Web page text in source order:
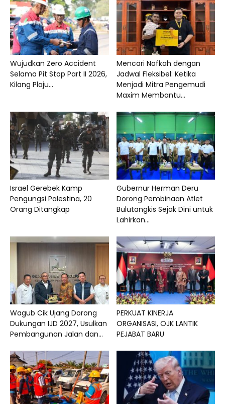
Wujudkan Zero Accident
Selama Pit Stop Part II 2026,
Kilang Plaju...
Mencari Nafkah dengan
Jadwal Fleksibel: Ketika
Menjadi Mitra Pengemudi
Maxim Membantu...
Israel Gerebek Kamp
Pengungsi Palestina, 20
Orang Ditangkap
Gubernur Herman Deru
Dorong Pembinaan Atlet
Bulutangkis Sejak Dini untuk
Lahirkan...
Wagub Cik Ujang Dorong
Dukungan IJD 2027, Usulkan
Pembangunan Jalan dan...
PERKUAT KINERJA
ORGANISASI, OJK LANTIK
PEJABAT BARU